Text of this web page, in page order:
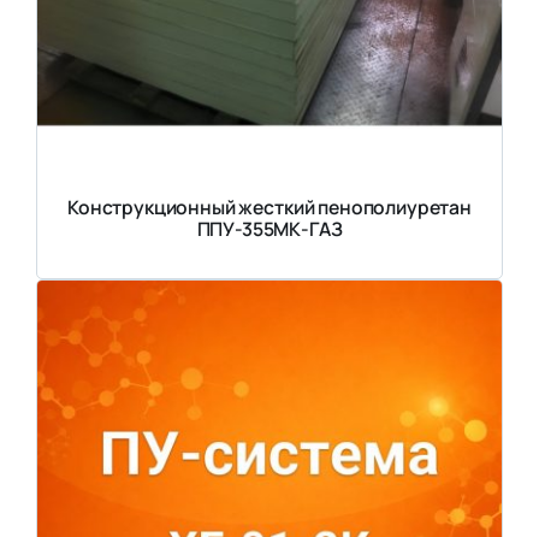
Конструкционный жесткий пенополиуретан
ППУ-355МК-ГАЗ